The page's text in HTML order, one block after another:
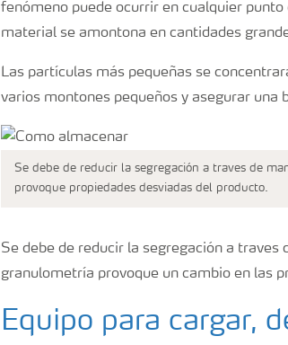
fenómeno puede ocurrir en cualquier
material se amontona en cantidades
Las partículas más pequeñas se
varios montones pequeños y asegurar una
Se debe de reducir la segregación a traves de
provoque propiedades desviadas del producto.
Se debe de reducir la segregación a
granulometría provoque un cambio en las
Equipo para cargar,